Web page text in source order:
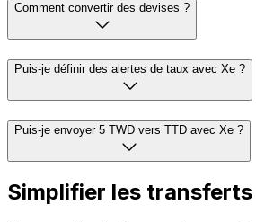
Comment convertir des devises ?
Puis-je définir des alertes de taux avec Xe ?
Puis-je envoyer 5 TWD vers TTD avec Xe ?
Simplifier les